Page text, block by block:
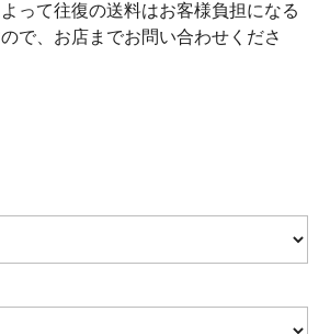
って往復の送料はお客様負担になる
で、お店までお問い合わせくださ